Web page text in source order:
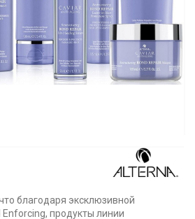
благодаря эксклюзивной
Enforcing, продукты линии